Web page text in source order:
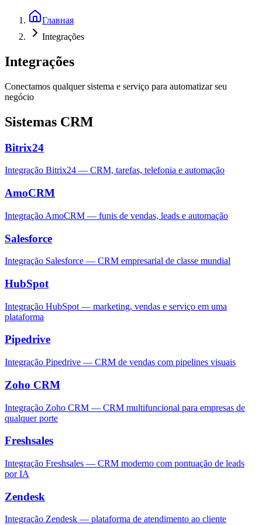
Главная
Integrações
Integrações
Conectamos qualquer sistema e serviço para automatizar seu
negócio
Sistemas CRM
Bitrix24
Integração Bitrix24 — CRM, tarefas, telefonia e automação
AmoCRM
Integração AmoCRM — funis de vendas, leads e automação
Salesforce
Integração Salesforce — CRM empresarial de classe mundial
HubSpot
Integração HubSpot — marketing, vendas e serviço em uma
plataforma
Pipedrive
Integração Pipedrive — CRM de vendas com pipelines visuais
Zoho CRM
Integração Zoho CRM — CRM multifuncional para empresas de
qualquer porte
Freshsales
Integração Freshsales — CRM moderno com pontuação de leads
por IA
Zendesk
Integração Zendesk — plataforma de atendimento ao cliente